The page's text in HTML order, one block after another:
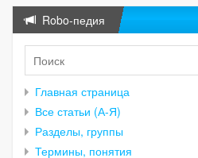
Robo-педия
Главная страница
Все статьи (А-Я)
Разделы, группы
Термины, понятия